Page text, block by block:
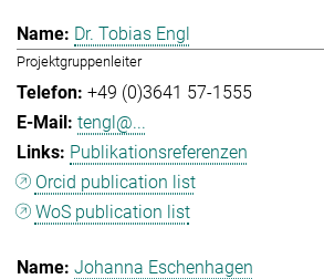
Dr. Tobias Engl
Projektgruppenleiter
+49 (0)3641 57-1555
tengl@...
Publikationsreferenzen
Orcid publication list
WoS publication list
Johanna Eschenhagen